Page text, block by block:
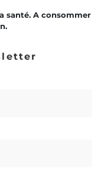
santé. A consommer